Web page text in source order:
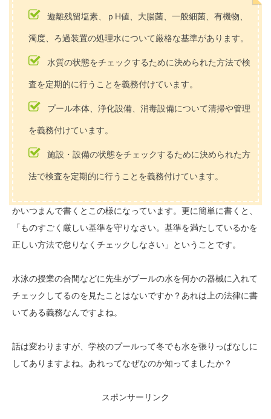
遊離残留塩素、ｐH値、大腸菌、一般細菌、有機物、
濁度、ろ過装置の処理水について厳格な基準があります。
水質の状態をチェックするために決められた方法で検
査を定期的に行うことを義務付けています。
プール本体、浄化設備、消毒設備について清掃や管理
を義務付けています。
施設・設備の状態をチェックするために決められた方
法で検査を定期的に行うことを義務付けています。
かいつまんで書くとこの様になっています。更に簡単に書くと、
「ものすごく厳しい基準を守りなさい。基準を満たしているかを
正しい方法で怠りなくチェックしなさい」ということです。
水泳の授業の合間などに先生がプールの水を何かの器械に入れて
チェックしてるのを見たことはないですか？あれは上の法律に書
いてある義務なんですよね。
話は変わりますが、学校のプールって冬でも水を張りっぱなしに
してありますよね。あれってなぜなのか知ってましたか？
スポンサーリンク